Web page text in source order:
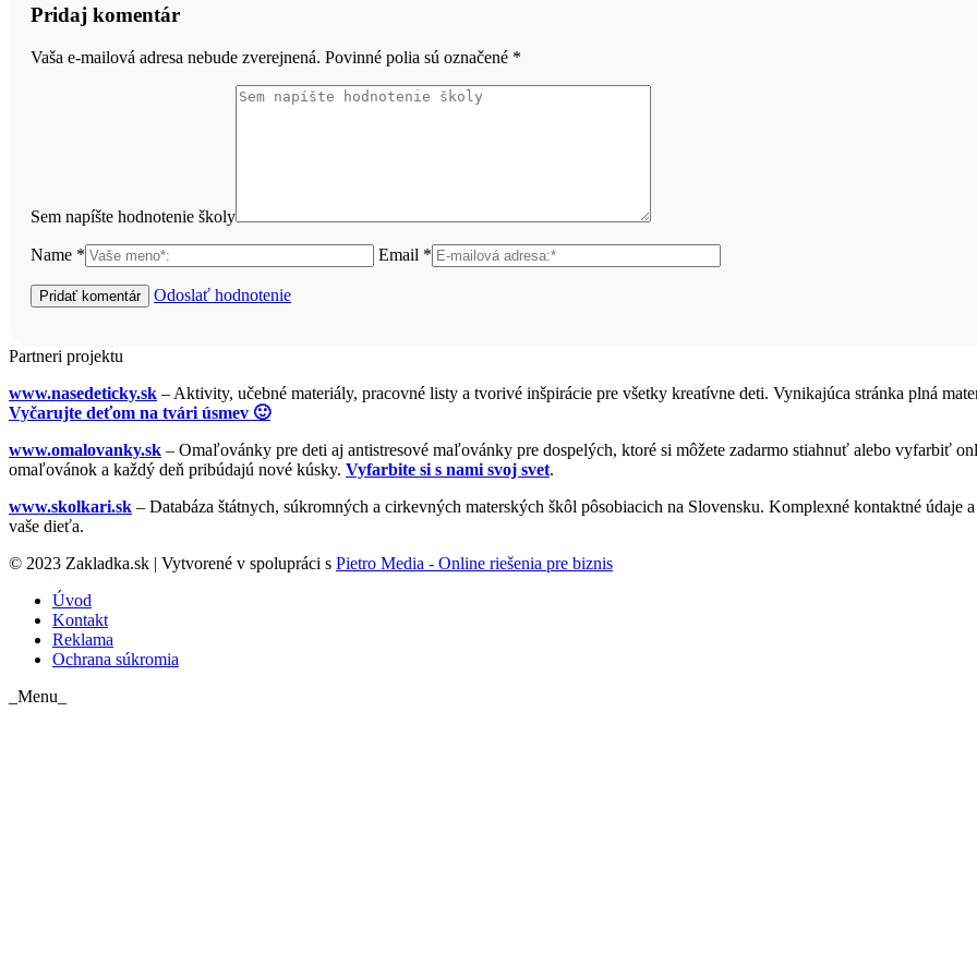
Pridaj komentár
Vaša e-mailová adresa nebude zverejnená. Povinné polia sú označené *
Sem napíšte hodnotenie školy
Name * Email *
Odoslať hodnotenie
Partneri projektu
www.nasedeticky.sk – Aktivity, učebné materiály, pracovné listy a tvorivé inšpirácie pre všetky kreatívne deti. Vynikajúca stránka plná
Vyčarujte deťom na tvári úsmev 🙂
www.omalovanky.sk – Omaľovánky pre deti aj antistresové maľovánky pre dospelých, ktoré si môžete zadarmo stiahnuť alebo vyfarbiť
omaľovánok a každý deň pribúdajú nové kúsky. Vyfarbite si s nami svoj svet.
www.skolkari.sk – Databáza štátnych, súkromných a cirkevných materských škôl pôsobiacich na Slovensku. Komplexné kontaktné
vaše dieťa.
© 2023 Zakladka.sk | Vytvorené v spolupráci s Pietro Media - Online riešenia pre biznis
Úvod
Kontakt
Reklama
Ochrana súkromia
_Menu_